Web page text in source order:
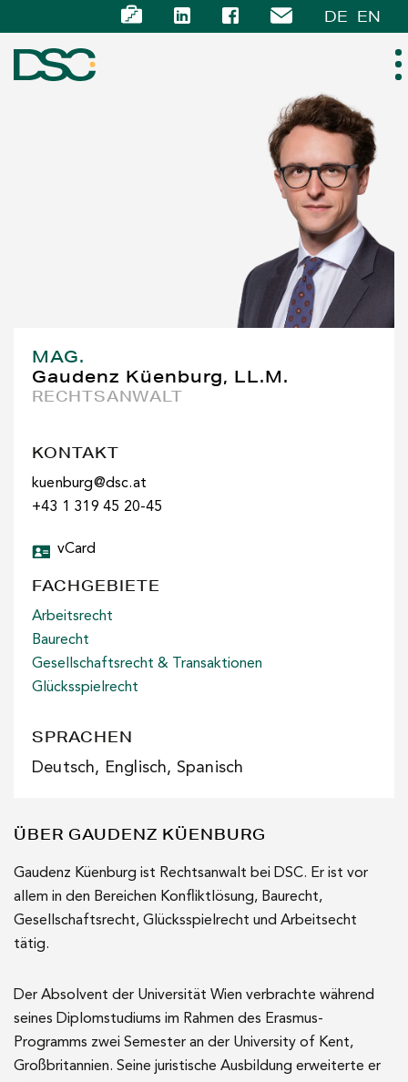
DE EN
KARRIERE
KONTAKT
MAG.
Gaudenz Küenburg, LL.M.
RECHTSANWALT
KONTAKT
kuenburg@dsc.at
+43 1 319 45 20-45
vCard
FACHGEBIETE
Arbeitsrecht
Baurecht
Gesellschaftsrecht & Transaktionen
Glücksspielrecht
SPRACHEN
Deutsch, Englisch, Spanisch
ÜBER GAUDENZ KÜENBURG
Gaudenz Küenburg ist Rechtsanwalt bei DSC. Er ist vor
allem in den Bereichen Konfliktlösung, Baurecht,
Gesellschaftsrecht, Glücksspielrecht und Arbeitsecht
tätig.
Der Absolvent der Universität Wien verbrachte während
seines Diplomstudiums im Rahmen des Erasmus-
Programms zwei Semester an der University of Kent,
Großbritannien. Seine juristische Ausbildung erweiterte er